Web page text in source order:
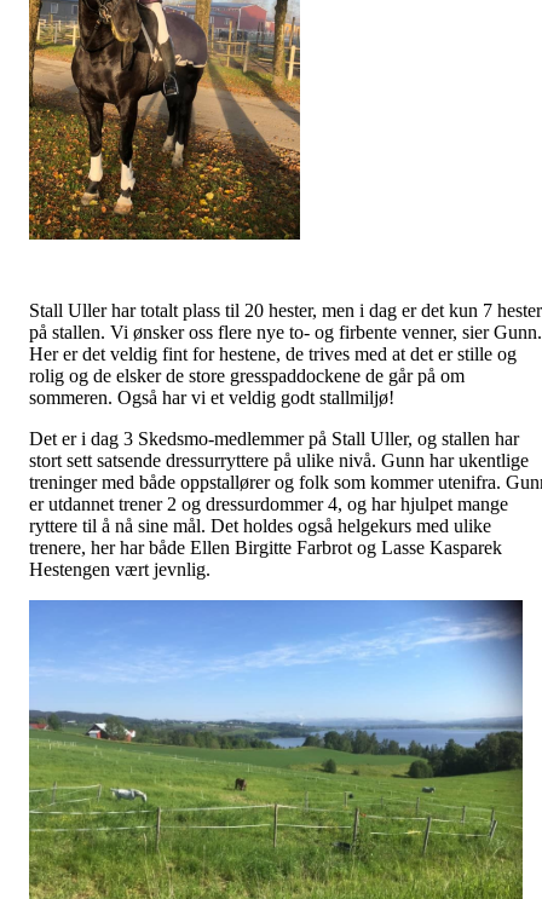
Stall Uller har totalt plass til 20 hester, men i dag er det kun 7 hester
på stallen. Vi ønsker oss flere nye to- og firbente venner, sier Gunn.
Her er det veldig fint for hestene, de trives med at det er stille og
rolig og de elsker de store gresspaddockene de går på om
sommeren. Også har vi et veldig godt stallmiljø!
Det er i dag 3 Skedsmo-medlemmer på Stall Uller, og stallen har
stort sett satsende dressurryttere på ulike nivå. Gunn har ukentlige
treninger med både oppstallører og folk som kommer utenifra.
er utdannet trener 2 og dressurdommer 4, og har hjulpet mange
ryttere til å nå sine mål. Det holdes også helgekurs med ulike
trenere, her har både Ellen Birgitte Farbrot og Lasse Kasparek
Hestengen vært jevnlig.